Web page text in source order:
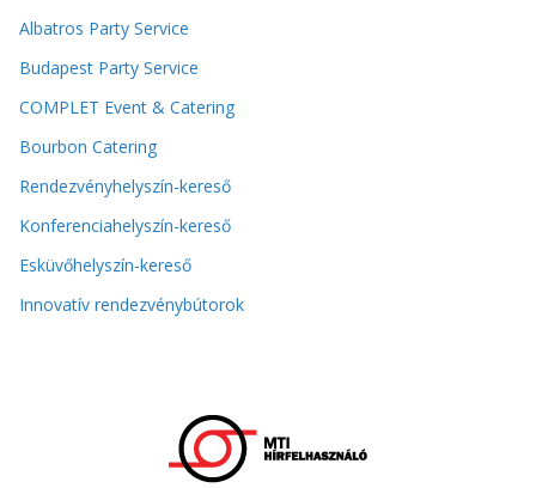
Albatros Party Service
Budapest Party Service
COMPLET Event & Catering
Bourbon Catering
Rendezvényhelyszín-kereső
Konferenciahelyszín-kereső
Esküvőhelyszín-kereső
Innovatív rendezvénybútorok